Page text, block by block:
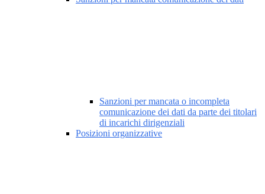
Sanzioni per mancata o incompleta
comunicazione dei dati da parte dei titolari
di incarichi dirigenziali
Posizioni organizzative